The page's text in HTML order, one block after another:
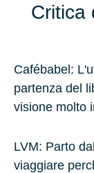
Critica
Cafébabel:
partenza del
visione molto
LVM: Parto
viaggiare